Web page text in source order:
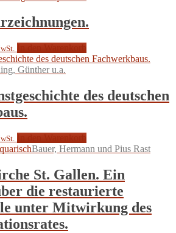
Günther u.a.
des deutschen
Bauer, Hermann und Pius Rast
St. Gallen. Ein
die restaurierte
unter Mitwirkung des